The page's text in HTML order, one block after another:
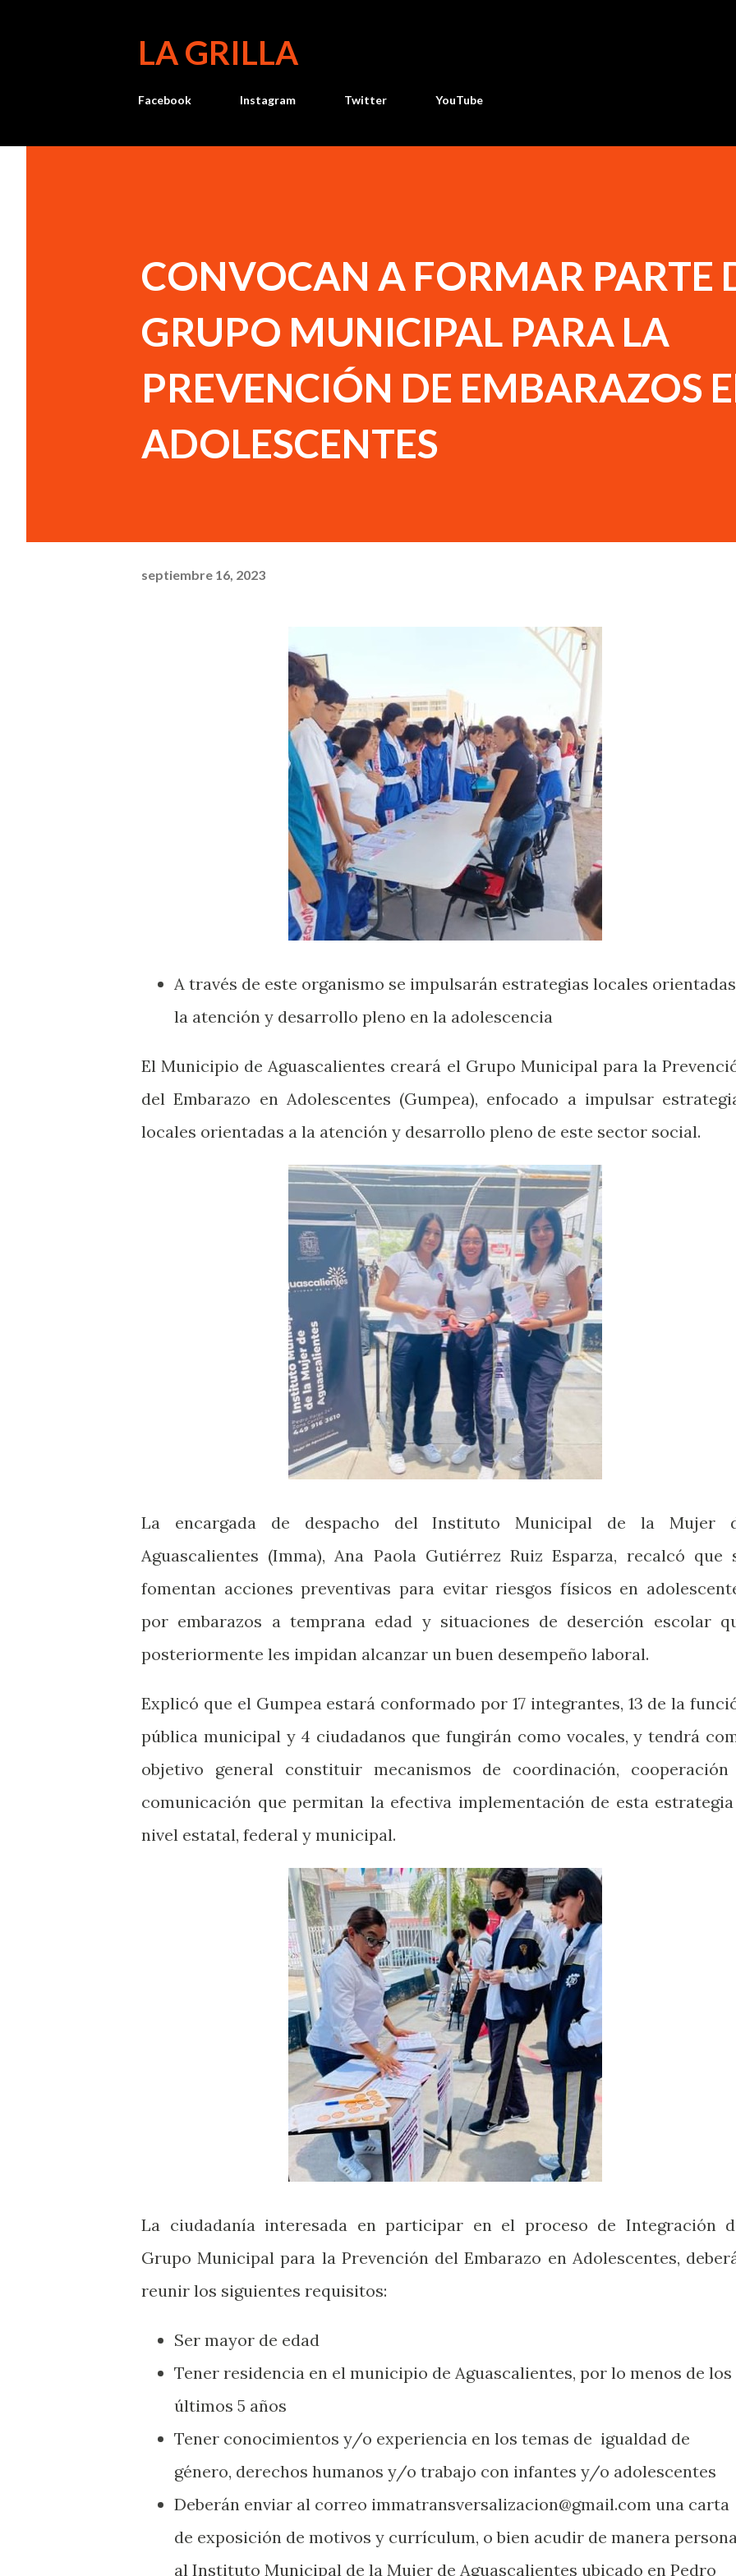
LA GRILLA
Facebook Instagram Twitter YouTube
CONVOCAN A FORMAR PARTE
GRUPO MUNICIPAL PARA LA
PREVENCIÓN DE EMBARAZOS
ADOLESCENTES
septiembre 16, 2023
A través de este organismo se impulsarán estrategias locales
la atención y desarrollo pleno en la adolescencia
El Municipio de Aguascalientes creará el Grupo Municipal para la
del Embarazo en Adolescentes (Gumpea), enfocado a impulsar
locales orientadas a la atención y desarrollo pleno de este sector social.
La encargada de despacho del Instituto Municipal de la Mujer
Aguascalientes (Imma), Ana Paola Gutiérrez Ruiz Esparza, recalcó que
fomentan acciones preventivas para evitar riesgos físicos en
por embarazos a temprana edad y situaciones de deserción escolar
posteriormente les impidan alcanzar un buen desempeño laboral.
Explicó que el Gumpea estará conformado por 17 integrantes, 13 de la
pública municipal y 4 ciudadanos que fungirán como vocales, y tendrá
objetivo general constituir mecanismos de coordinación,
comunicación que permitan la efectiva implementación de esta
nivel estatal, federal y municipal.
La ciudadanía interesada en participar en el proceso de Integración
Grupo Municipal para la Prevención del Embarazo en Adolescentes,
reunir los siguientes requisitos:
Ser mayor de edad
Tener residencia en el municipio de Aguascalientes, por lo menos de los
últimos 5 años
Tener conocimientos y/o experiencia en los temas de igualdad de
género, derechos humanos y/o trabajo con infantes y/o adolescentes
Deberán enviar al correo immatransversalizacion@gmail.com una carta
de exposición de motivos y currículum, o bien acudir de manera
al Instituto Municipal de la Mujer de Aguascalientes ubicado en Pedro